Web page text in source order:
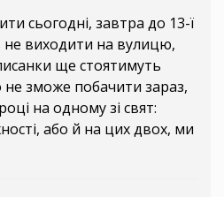
сьогодні, завтра до 13-ї
не виходити на вулицю,
ще стоятимуть
не зможе побачити зараз,
на одному зі свят:
або й на цих двох, ми